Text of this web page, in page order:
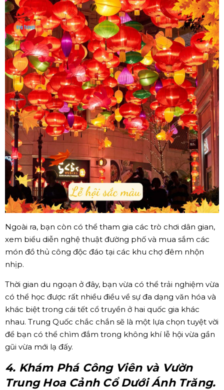
Ngoài ra, bạn còn có thể tham gia các trò chơi dân gian,
xem biểu diễn nghệ thuật đường phố và mua sắm các
món đồ thủ công độc đáo tại các khu chợ đêm nhộn
nhịp.
Thời gian du ngoạn ở đây, bạn vừa có thể trải nghiệm vừa
có thể học được rất nhiều điều về sự đa dạng văn hóa và
khác biệt trong cái tết cổ truyền ở hai quốc gia khác
nhau. Trung Quốc chắc chắn sẽ là một lựa chọn tuyệt vời
để bạn có thể chìm đắm trong không khí lễ hội vừa gần
gũi vừa mới lạ đấy.
4. Khám Phá Công Viên và Vườn
Trung Hoa Cảnh Cổ Dưới Ánh Trăng.